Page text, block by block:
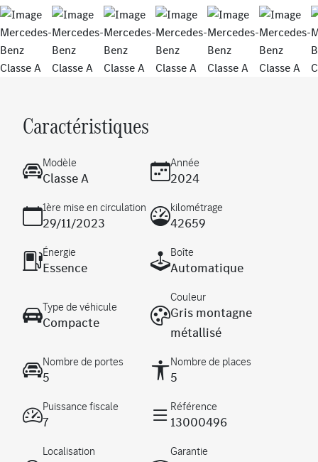
Previous Next
Caractéristiques
Modèle
Classe A
Année
2024
1ère mise en circulation
29/11/2023
kilométrage
42659
Énergie
Essence
Boîte
Automatique
Type de véhicule
Compacte
Couleur
Gris montagne
métallisé
Nombre de portes
5
Nombre de places
5
Puissance fiscale
7
Référence
13000496
Localisation Garantie